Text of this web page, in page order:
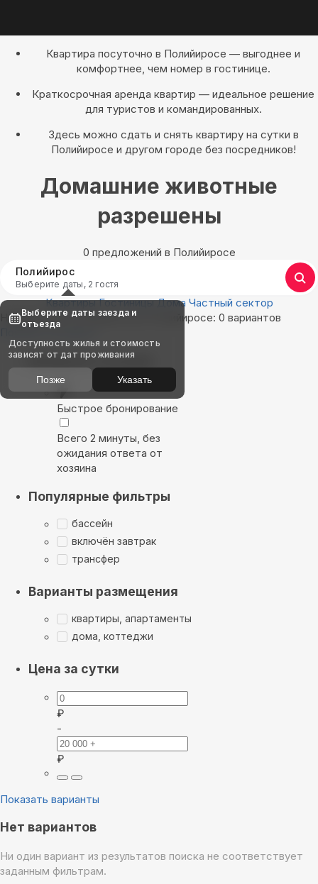
Квартира посуточно в Полийиросе — выгоднее и
комфортнее, чем номер в гостинице.
Краткосрочная аренда квартир — идеальное решение
для туристов и командированных.
Здесь можно сдать и снять квартиру на сутки в
Полийиросе и другом городе без посредников!
Домашние животные
разрешены
0 предложений в Полийиросе
Полийирос
Выберите даты, 2 гостя
Квартиры Гостиницы Дома Частный сектор
Найдём, где остановиться в Полийиросе: 0 вариантов
Показать на карте
Выбирайте лучшее
Быстрое бронирование
Всего 2 минуты, без
ожидания ответа от
хозяина
Популярные фильтры
бассейн
включён завтрак
трансфер
Варианты размещения
квартиры, апартаменты
дома, коттеджи
Цена за сутки
₽
-
₽
Показать варианты
Нет вариантов
Ни один вариант из результатов поиска не соответствует
заданным фильтрам.
Выберите даты заезда и
отъезда
Доступность жилья и стоимость
зависят от дат проживания
Позже Указать